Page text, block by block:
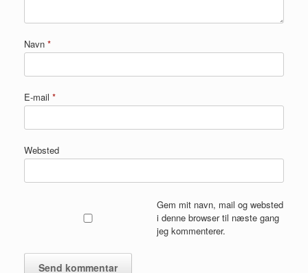
Navn *
E-mail *
Websted
Gem mit navn, mail og websted
i denne browser til næste gang
jeg kommenterer.